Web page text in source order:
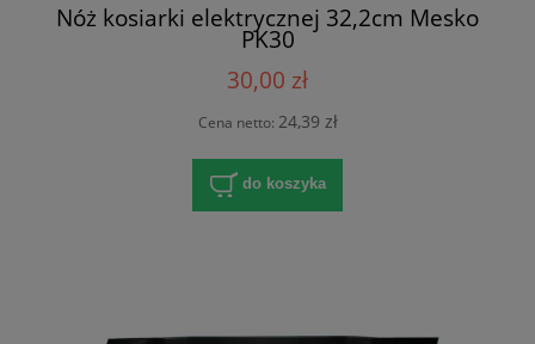
Nóż kosiarki elektrycznej 32,2cm Mesko
PK30
30,00 zł
Cena netto: 24,39 zł
do koszyka